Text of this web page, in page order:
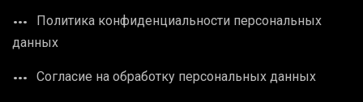
Политика конфиденциальности персональных
данных
Согласие на обработку персональных данных